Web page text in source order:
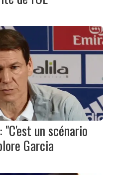
un scénario
Garcia